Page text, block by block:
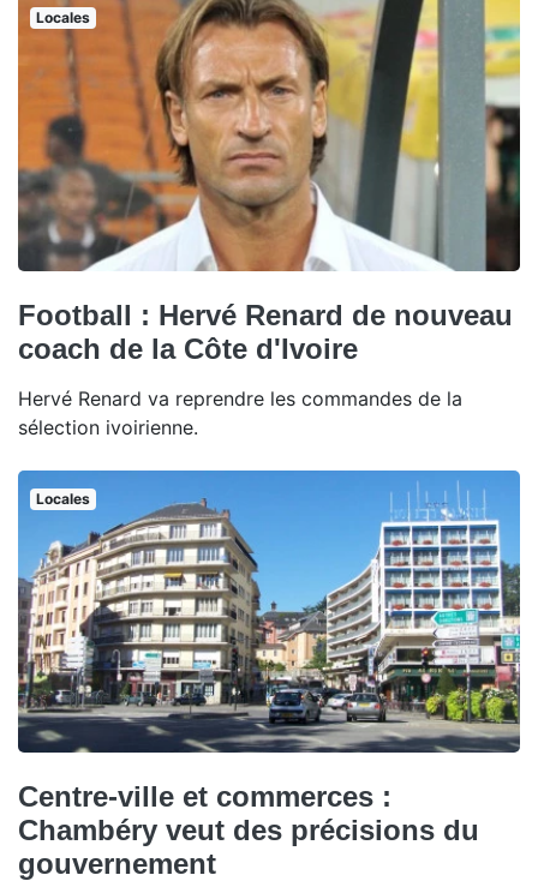
Locales
Football : Hervé Renard de nouveau
coach de la Côte d'Ivoire
Hervé Renard va reprendre les commandes de la
sélection ivoirienne.
Locales
Centre-ville et commerces :
Chambéry veut des précisions du
gouvernement